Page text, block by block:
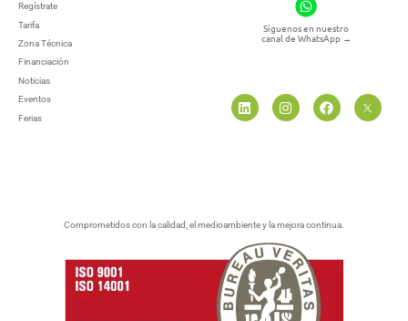
Regístrate
Tarifa
Zona Técnica
Financiación
Noticias
Eventos
Ferias
Síguenos en nuestro
canal de WhatsApp →
Comprometidos con la calidad, el medioambiente y la mejora continua.